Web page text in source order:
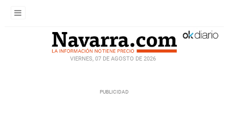
VIERNES, 07 DE AGOSTO DE 2026